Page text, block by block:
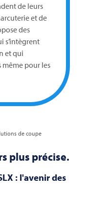
de leurs
et de
des
s’intègrent
et qui
même pour les
de coupe
plus précise.
: l'avenir des